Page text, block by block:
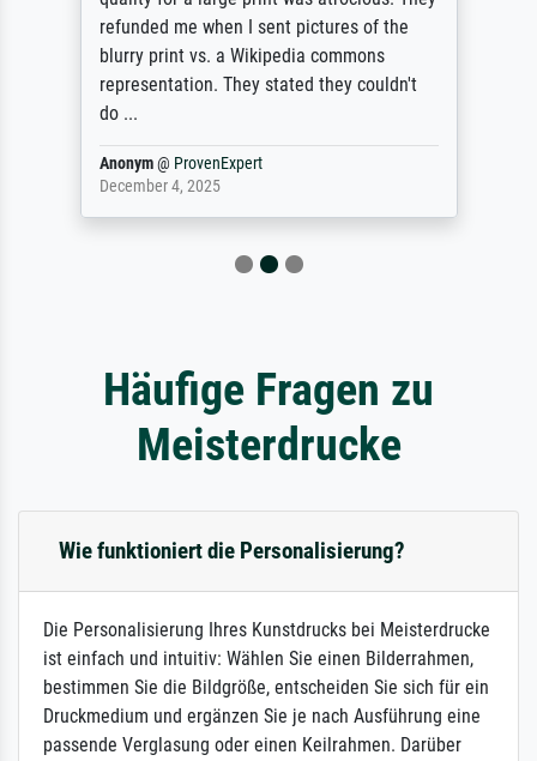
refunded me when I sent pictures of the
blurry print vs. a Wikipedia commons
representation. They stated they couldn't
do ...
Anonym@ ProvenExpert
December 4, 2025
Häufige Fragen zu
Meisterdrucke
Wie funktioniert die Personalisierung?
Die Personalisierung Ihres Kunstdrucks bei Meisterdrucke
ist einfach und intuitiv: Wählen Sie einen Bilderrahmen,
bestimmen Sie die Bildgröße, entscheiden Sie sich für ein
Druckmedium und ergänzen Sie je nach Ausführung eine
passende Verglasung oder einen Keilrahmen. Darüber